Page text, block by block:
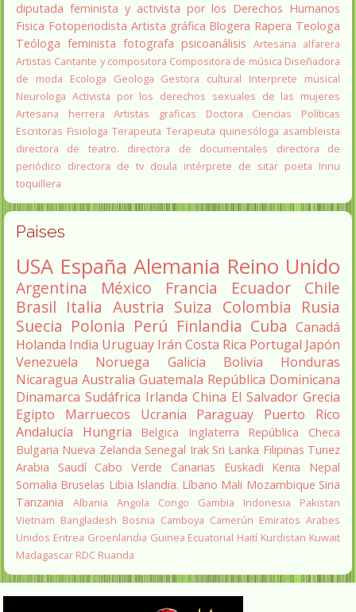
diputada feminista y activista por los Derechos Humanos
Fisica Fotoperiodista Artista gráfica Blogera Rapera Teologa
Teóloga feminista fotografa psicoanálisis Artesana alfarera
Artistas Cantante y compositora Compositora de música Diseñadora
de moda
Ecologa Geologa Gestora cultural
Interprete musical
Neurologa Activista por los derechos sexuales de las mujeres
Artesana herrera
Artistas graficas
Doctora Ciencias Políticas
Escritoras Fisiologa Terapeuta Terapeuta quinesóloga asambleista
directora de teatro.
directora de documentales
directora de
periódico directora de tv doula intérprete de sitar poeta Innu
toquillera
Paises
USA España Alemania Reino Unido
Argentina México Francia Ecuador
Chile
Brasil Italia Austria Suiza Colombia Rusia
Suecia Polonia Perú Finlandia Cuba Canadá
Holanda India Uruguay Irán Costa Rica Portugal Japón
Venezuela
Noruega Galicia Bolivia
Honduras
Nicaragua Australia Guatemala República Dominicana
Dinamarca Sudáfrica Irlanda China El Salvador Grecia
Egipto
Marruecos Ucrania Paraguay
Puerto Rico
Andalucía
Hungria Belgica Inglaterra
República Checa
Bulgaria Nueva Zelanda Senegal Irak Sri Lanka Filipinas Tunez
Arabia Saudí Cabo Verde Canarias Euskadi Kenia
Nepal
Somalia Bruselas Libia Islandia. Líbano Mali Mozambique Siria
Tanzania
Albania Angola Congo Gambia Indonesia
Pakistan
Vietnam Bangladesh Bosnia Camboya Camerún Emiratos Arabes
Unidos Eritrea Groenlandia Guinea Ecuatorial Haití Kurdistan Kuwait
Madagascar RDC Ruanda